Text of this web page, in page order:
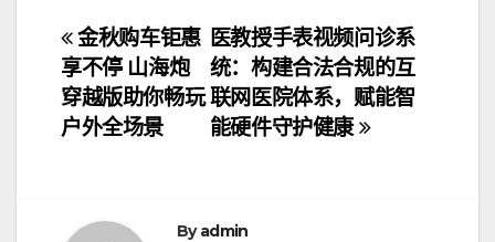
文
章
导
医教授手表视频问诊系
统：构建合法合规的互
联网医院体系，赋能智
能硬件守护健康
金秋购车钜惠
享不停 山海炮
穿越版助你畅玩
户外全场景
Byadmin